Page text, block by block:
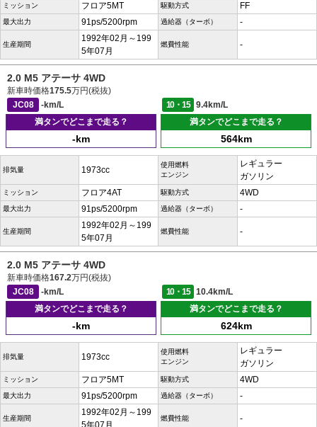
ミッション フロア5MT 駆動方式 FF
最大出力 91ps/5200rpm 過給器（ターボ） -
生産期間
1992年02月～199
5年07月
燃費性能 -
2.0 M5 アテーサ 4WD
新車時価格175.5万円(税抜)
JC08
-km/L 10・15
9.4km/L
満タンでどこまで走る？
-km
満タンでどこまで走る？
564km
排気量 1973cc
使用燃料
エンジン
レギュラー
ガソリン
ミッション フロア4AT 駆動方式 4WD
最大出力 91ps/5200rpm 過給器（ターボ） -
生産期間
1992年02月～199
5年07月
燃費性能 -
2.0 M5 アテーサ 4WD
新車時価格167.2万円(税抜)
JC08
-km/L 10・15
10.4km/L
満タンでどこまで走る？
-km
満タンでどこまで走る？
624km
排気量 1973cc
使用燃料
エンジン
レギュラー
ガソリン
ミッション フロア5MT 駆動方式 4WD
最大出力 91ps/5200rpm 過給器（ターボ） -
生産期間
1992年02月～199
燃費性能 -